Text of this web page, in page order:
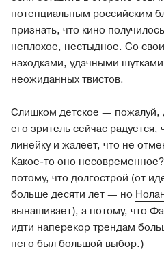
потенциальным российским
признать, что кино
неплохое, нестыдное. Со
находками, удачными
неожиданных твистов.
Слишком детское —
его зритель сейчас
линейку и жалеет, что не
Какое-то оно
потому, что долгострой (от
больше десяти лет — но
вынашивает), а потому, что
идти наперекор трендам
него был большой выбор.)